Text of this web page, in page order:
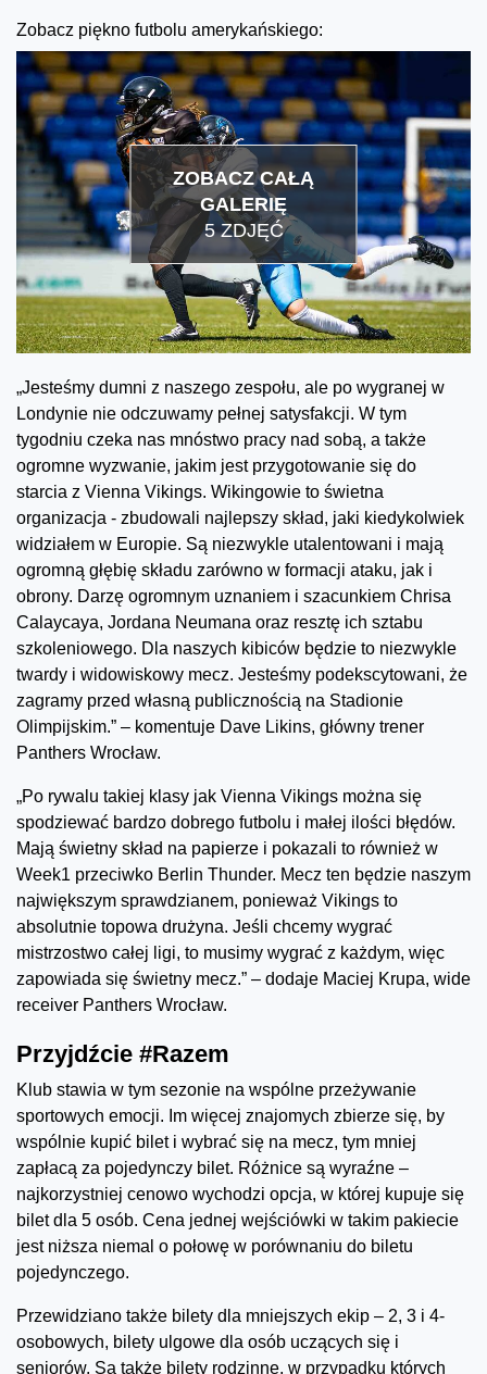
Zobacz piękno futbolu amerykańskiego:
ZOBACZ CAŁĄ
GALERIĘ
5 ZDJĘĆ
„Jesteśmy dumni z naszego zespołu, ale po wygranej w
Londynie nie odczuwamy pełnej satysfakcji. W tym
tygodniu czeka nas mnóstwo pracy nad sobą, a także
ogromne wyzwanie, jakim jest przygotowanie się do
starcia z Vienna Vikings. Wikingowie to świetna
organizacja - zbudowali najlepszy skład, jaki kiedykolwiek
widziałem w Europie. Są niezwykle utalentowani i mają
ogromną głębię składu zarówno w formacji ataku, jak i
obrony. Darzę ogromnym uznaniem i szacunkiem Chrisa
Calaycaya, Jordana Neumana oraz resztę ich sztabu
szkoleniowego. Dla naszych kibiców będzie to niezwykle
twardy i widowiskowy mecz. Jesteśmy podekscytowani, że
zagramy przed własną publicznością na Stadionie
Olimpijskim.” – komentuje Dave Likins, główny trener
Panthers Wrocław.
„Po rywalu takiej klasy jak Vienna Vikings można się
spodziewać bardzo dobrego futbolu i małej ilości błędów.
Mają świetny skład na papierze i pokazali to również w
Week1 przeciwko Berlin Thunder. Mecz ten będzie naszym
największym sprawdzianem, ponieważ Vikings to
absolutnie topowa drużyna. Jeśli chcemy wygrać
mistrzostwo całej ligi, to musimy wygrać z każdym, więc
zapowiada się świetny mecz.” – dodaje Maciej Krupa, wide
receiver Panthers Wrocław.
Przyjdźcie #Razem
Klub stawia w tym sezonie na wspólne przeżywanie
sportowych emocji. Im więcej znajomych zbierze się, by
wspólnie kupić bilet i wybrać się na mecz, tym mniej
zapłacą za pojedynczy bilet. Różnice są wyraźne –
najkorzystniej cenowo wychodzi opcja, w której kupuje się
bilet dla 5 osób. Cena jednej wejściówki w takim pakiecie
jest niższa niemal o połowę w porównaniu do biletu
pojedynczego.
Przewidziano także bilety dla mniejszych ekip – 2, 3 i 4-
osobowych, bilety ulgowe dla osób uczących się i
seniorów. Są także bilety rodzinne, w przypadku których